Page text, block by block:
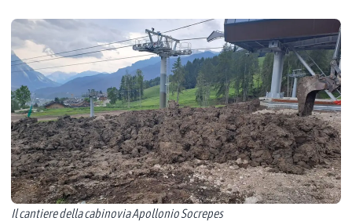
Il cantiere della cabinovia Apollonio Socrepes